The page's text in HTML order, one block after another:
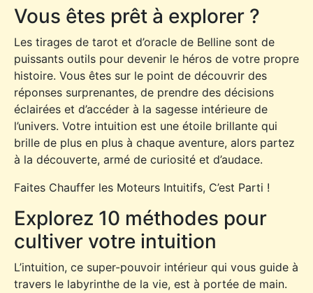
Vous êtes prêt à explorer ?
Les tirages de tarot et d’oracle de Belline sont de
puissants outils pour devenir le héros de votre propre
histoire. Vous êtes sur le point de découvrir des
réponses surprenantes, de prendre des décisions
éclairées et d’accéder à la sagesse intérieure de
l’univers. Votre intuition est une étoile brillante qui
brille de plus en plus à chaque aventure, alors partez
à la découverte, armé de curiosité et d’audace.
Faites Chauffer les Moteurs Intuitifs, C’est Parti !
Explorez 10 méthodes pour
cultiver votre intuition
L’intuition, ce super-pouvoir intérieur qui vous guide à
travers le labyrinthe de la vie, est à portée de main.